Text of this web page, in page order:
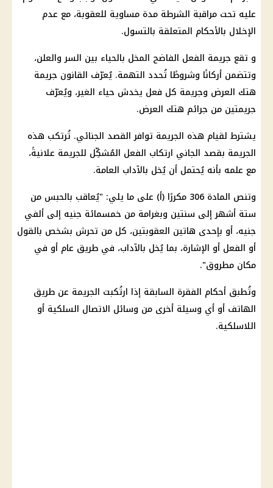
عليه تحت مراقبة الشرطة مدة مساوية للعقوبة، مع عدم
الإخلال بالأحكام المتعلقة بالتسول.
و تقع جريمة الفعل الفاضح المخل بالحياء بين السر والعلن،
وتتضمن أركانًا وشروطًا تُحدد التهمة. يُعرّف القانون جريمة
هتك العرض وجريمة كل فعل يخدش حياء الغير، ويُعرّف
جريمتين من جرائم هتك العرض.
يشترط لقيام هذه الجريمة توافر القصد الجنائي. تُرتكب هذه
الجريمة بقصد الجاني ارتكاب الفعل المُشكِّل للجريمة علانيةً،
مع علمه بأنه يُحتمل أن يُخل بالآداب العامة.
وتنص المادة 306 مكررًا (أ) على ما يلي: "يُعاقب بالحبس من
ستة أشهر إلى سنتين وبغرامة من خمسمائة جنيه إلى ألفي
جنيه، أو بإحدى هاتين العقوبتين، كل من تحرش بشخص بالقول
أو الفعل أو الإشارة، بما يُخل بالآداب، في طريق عام أو في
مكان مطروق".
وتُطبق أحكام الفقرة السابقة إذا ارتُكبت الجريمة عن طريق
الهاتف أو أي وسيلة أخرى من وسائل الاتصال السلكية أو
اللاسلكية.